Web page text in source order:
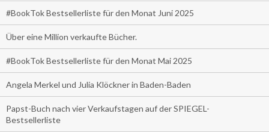
#BookTok Bestsellerliste für den Monat Juni 2025
Über eine Million verkaufte Bücher.
#BookTok Bestsellerliste für den Monat Mai 2025
Angela Merkel und Julia Klöckner in Baden-Baden
Papst-Buch nach vier Verkaufstagen auf der SPIEGEL-
Bestsellerliste